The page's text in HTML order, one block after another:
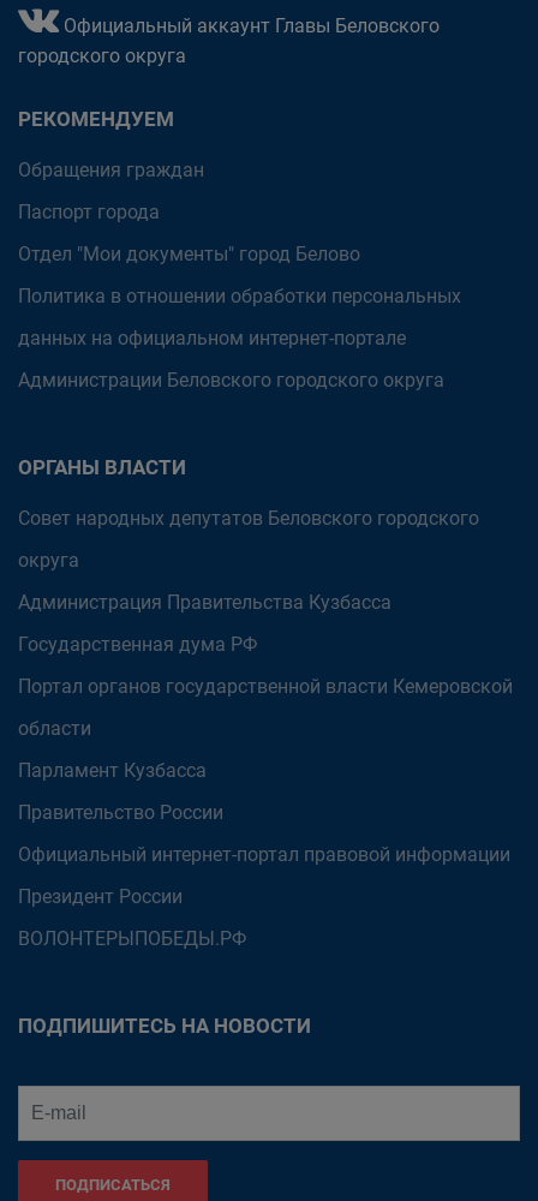
Официальный аккаунт Главы Беловского
городского округа
РЕКОМЕНДУЕМ
Обращения граждан
Паспорт города
Отдел "Мои документы" город Белово
Политика в отношении обработки персональных
данных на официальном интернет-портале
Администрации Беловского городского округа
ОРГАНЫ ВЛАСТИ
Совет народных депутатов Беловского городского
округа
Администрация Правительства Кузбасса
Государственная дума РФ
Портал органов государственной власти Кемеровской
области
Парламент Кузбасса
Правительство России
Официальный интернет-портал правовой информации
Президент России
ВОЛОНТЕРЫПОБЕДЫ.РФ
ПОДПИШИТЕСЬ НА НОВОСТИ
ПОДПИСАТЬСЯ